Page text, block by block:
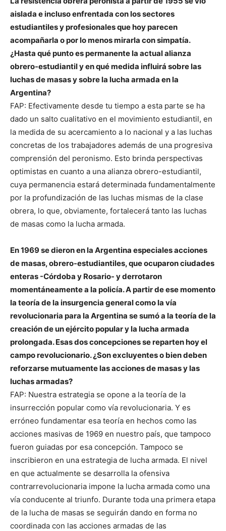
aislada e incluso enfrentada con los sectores
estudiantiles y profesionales que hoy parecen
acompañarla o por lo menos mirarla con simpatía.
¿Hasta qué punto es permanente la actual alianza
obrero-estudiantil y en qué medida influirá sobre las
luchas de masas y sobre la lucha armada en la
Argentina?
FAP: Efectivamente desde tu tiempo a esta parte se ha
dado un salto cualitativo en el movimiento estudiantil, en
la medida de su acercamiento a lo nacional y a las luchas
concretas de los trabajadores además de una progresiva
comprensión del peronismo. Esto brinda perspectivas
optimistas en cuanto a una alianza obrero-estudiantil,
cuya permanencia estará determinada fundamentalmente
por la profundización de las luchas mismas de la clase
obrera, lo que, obviamente, fortalecerá tanto las luchas
de masas como la lucha armada.
En 1969 se dieron en la Argentina especiales acciones
de masas, obrero-estudiantiles, que ocuparon ciudades
enteras -Córdoba y Rosario- y derrotaron
momentáneamente a la policía. A partir de ese momento
la teoría de la insurgencia general como la vía
revolucionaria para la Argentina se sumó a la teoría de la
creación de un ejército popular y la lucha armada
prolongada. Esas dos concepciones se reparten hoy el
campo revolucionario. ¿Son excluyentes o bien deben
reforzarse mutuamente las acciones de masas y las
luchas armadas?
FAP: Nuestra estrategia se opone a la teoría de la
insurrección popular como vía revolucionaria. Y es
erróneo fundamentar esa teoría en hechos como las
acciones masivas de 1969 en nuestro país, que tampoco
fueron guiadas por esa concepción. Tampoco se
inscribieron en una estrategia de lucha armada. El nivel
en que actualmente se desarrolla la ofensiva
contrarrevolucionaria impone la lucha armada como una
vía conducente al triunfo. Durante toda una primera etapa
de la lucha de masas se seguirán dando en forma no
coordinada con las acciones armadas de las